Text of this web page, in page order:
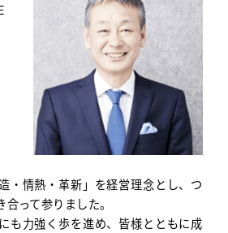
・情熱・革新」を経営理念とし、 つ
って参りました。
も力強く歩を進め、皆様とともに成